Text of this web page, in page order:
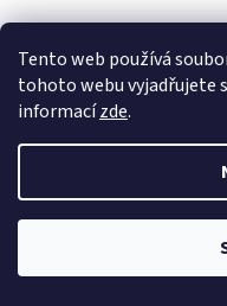
Tento web používá
tohoto webu vyjadřujete
informacízde.
CD Plavci